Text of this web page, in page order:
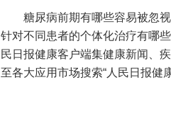
糖尿病前期有哪些容易被忽
针对不同患者的个体化治疗有哪
民日报健康客户端集健康新闻、
至各大应用市场搜索“人民日报健